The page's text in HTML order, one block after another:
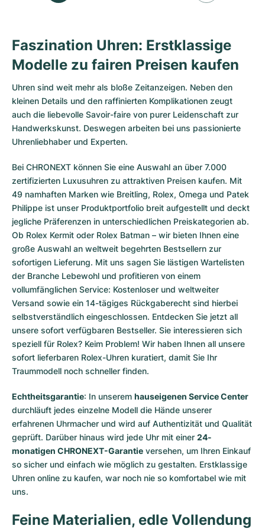
Faszination Uhren: Erstklassige
Modelle zu fairen Preisen kaufen
Uhren sind weit mehr als bloße Zeitanzeigen. Neben den
kleinen Details und den raffinierten Komplikationen zeugt
auch die liebevolle Savoir-faire von purer Leidenschaft zur
Handwerkskunst. Deswegen arbeiten bei uns passionierte
Uhrenliebhaber und Experten.
Bei CHRONEXT können Sie eine Auswahl an über 7.000
zertifizierten Luxusuhren zu attraktiven Preisen kaufen. Mit
49 namhaften Marken wie Breitling, Rolex, Omega und Patek
Philippe ist unser Produktportfolio breit aufgestellt und deckt
jegliche Präferenzen in unterschiedlichen Preiskategorien ab.
Ob Rolex Kermit oder Rolex Batman – wir bieten Ihnen eine
große Auswahl an weltweit begehrten Bestsellern zur
sofortigen Lieferung. Mit uns sagen Sie lästigen Wartelisten
der Branche Lebewohl und profitieren von einem
vollumfänglichen Service: Kostenloser und weltweiter
Versand sowie ein 14-tägiges Rückgaberecht sind hierbei
selbstverständlich eingeschlossen. Entdecken Sie jetzt all
unsere sofort verfügbaren Bestseller. Sie interessieren sich
speziell für Rolex? Keim Problem! Wir haben Ihnen all unsere
sofort lieferbaren Rolex-Uhren kuratiert, damit Sie Ihr
Traummodell noch schneller finden.
Echtheitsgarantie: In unserem hauseigenen Service Center
durchläuft jedes einzelne Modell die Hände unserer
erfahrenen Uhrmacher und wird auf Authentizität und Qualität
geprüft. Darüber hinaus wird jede Uhr mit einer 24-
monatigen CHRONEXT-Garantie versehen, um Ihren Einkauf
so sicher und einfach wie möglich zu gestalten. Erstklassige
Uhren online zu kaufen, war noch nie so komfortabel wie mit
uns.
Feine Materialien, edle Vollendung